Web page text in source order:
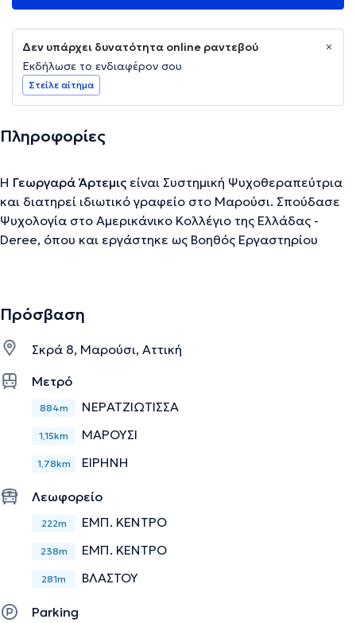
Δεν υπάρχει δυνατότητα online ραντεβού
Εκδήλωσε το ενδιαφέρον σου
Στείλε αίτημα
Πληροφορίες
Η Γεωργαρά Άρτεμις είναι Συστημική Ψυχοθεραπεύτρια
και διατηρεί ιδιωτικό γραφείο στο Μαρούσι. Σπούδασε
Ψυχολογία στο Αμερικάνικο Κολλέγιο της Ελλάδας -
Deree, όπου και εργάστηκε ως Βοηθός Εργαστηρίου
σε διάφορους φορείς.
επαληθευμένες πληροφορίες.
Πρόσβαση
Σκρά 8, Μαρούσι, Αττική
Μετρό
884m ΝΕΡΑΤΖΙΩΤΙΣΣΑ
1,15km ΜΑΡΟΥΣΙ
1,78km ΕΙΡΗΝΗ
Λεωφορείο
222m ΕΜΠ. ΚΕΝΤΡΟ
238m ΕΜΠ. ΚΕΝΤΡΟ
281m ΒΛΑΣΤΟΥ
Parking